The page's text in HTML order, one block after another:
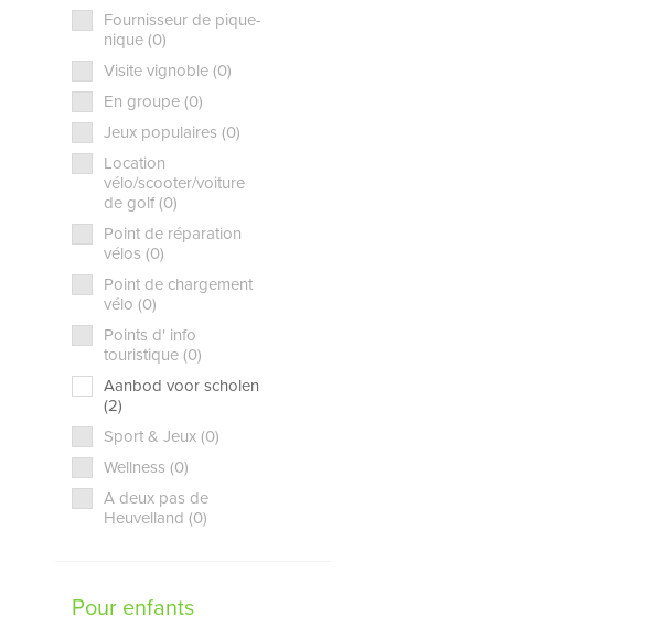
Fournisseur de pique-
nique (0)
Visite vignoble (0)
En groupe (0)
Jeux populaires (0)
Location
vélo/scooter/voiture
de golf (0)
Point de réparation
vélos (0)
Point de chargement
vélo (0)
Points d' info
touristique (0)
Aanbod voor scholen
(2)
Sport & Jeux (0)
Wellness (0)
A deux pas de
Heuvelland (0)
Pour enfants